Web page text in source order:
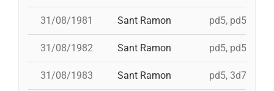
31/08/1981 Sant Ramon pd5, pd5, pd5,
31/08/1982 Sant Ramon pd5, pd5, pd5,
31/08/1983 Sant Ramon pd5, 3d7c,